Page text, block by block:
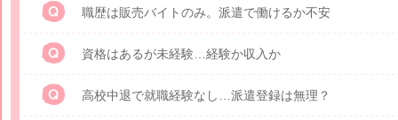
職歴は販売バイトのみ。派遣で働けるか不安
資格はあるが未経験…経験か収入か
高校中退で就職経験なし…派遣登録は無理？